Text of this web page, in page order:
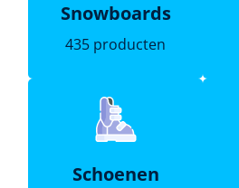
Snowboards
435 producten
Schoenen